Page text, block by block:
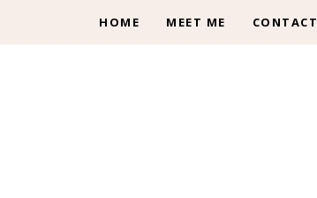
HOME MEET ME CONTACT